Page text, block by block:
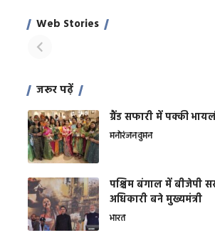
Web Stories
साहिल खान
जरूर पढ़ें
ग्रैंड सफारी में पक्की
मनोरंजनवुमन
पश्चिम बंगाल में बीजेपी
अधिकारी बने मुख्यमंत्री
भारत